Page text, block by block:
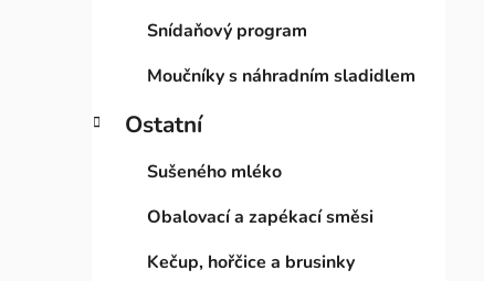
Snídaňový program
Moučníky s náhradním sladidlem
Ostatní
Sušeného mléko
Obalovací a zapékací směsi
Kečup, hořčice a brusinky